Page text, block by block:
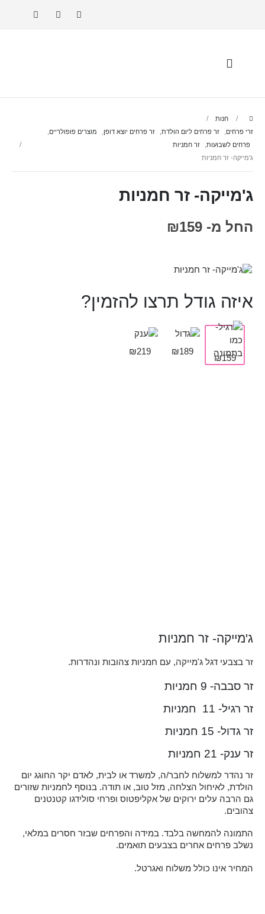
חנות
זרי פרחים
זר פרחים ליום הולדת זר פרחים יוצא דופן מוצרים פופולריים
פרחים לשבועות
זר חמניות
ג'מייקה- זר חמניות
ג'מייקה- זר חמניות
החל מ- ₪159
איזה גודל תרצו להזמין?
₪159
₪189
₪219
ג'מייקה- זר חמניות
זר בצבעי דגל ג'מייקה, עם חמניות צהובות ונהדרות.
זר סבבה- 9 חמניות
זר רגיל- 11 חמניות
זר גדול- 15 חמניות
זר ענק- 21 חמניות
זר נהדר למשלוח לחבר/ה, למשרד או לבית, לאדם יקר החוגג יום
הולדת, לאיחול הצלחה, מזל טוב, או תודה. בנוסף לחמניות שזורים
גם הרבה עלים ירוקים של אקליפטוס ופרחי סולידגו קטנטנים
צהובים.
התמונה להמחשה בלבד. במידה והפרחים שבזר חסרים במלאי,
נשלב פרחים אחרים בצבעים תואמים.
המחיר אינו כולל משלוח ואגרטל.